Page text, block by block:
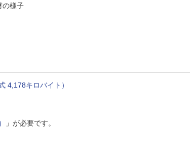
様子
4,178キロバイト）
」が必要です。